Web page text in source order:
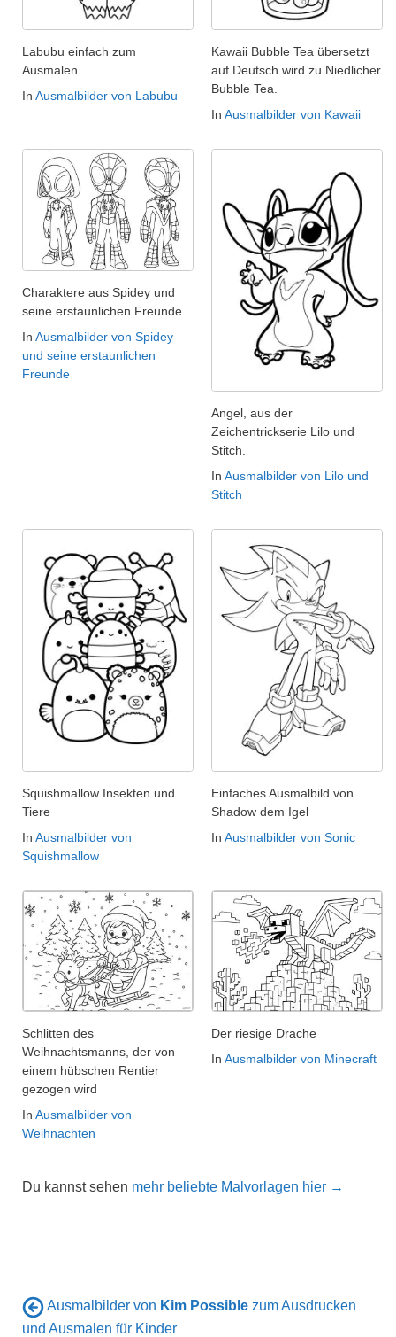
Labubu einfach zum
Ausmalen
In Ausmalbilder von Labubu
Kawaii Bubble Tea übersetzt
auf Deutsch wird zu Niedlicher
Bubble Tea.
In Ausmalbilder von Kawaii
Charaktere aus Spidey und
seine erstaunlichen Freunde
In Ausmalbilder von Spidey
und seine erstaunlichen
Freunde
Angel, aus der
Zeichentrickserie Lilo und
Stitch.
In Ausmalbilder von Lilo und
Stitch
Squishmallow Insekten und
Tiere
In Ausmalbilder von
Squishmallow
Einfaches Ausmalbild von
Shadow dem Igel
In Ausmalbilder von Sonic
Schlitten des
Weihnachtsmanns, der von
einem hübschen Rentier
gezogen wird
In Ausmalbilder von
Weihnachten
Der riesige Drache
In Ausmalbilder von Minecraft
Du kannst sehen mehr beliebte Malvorlagen hier →
Ausmalbilder von Kim Possible zum Ausdrucken
und Ausmalen für Kinder